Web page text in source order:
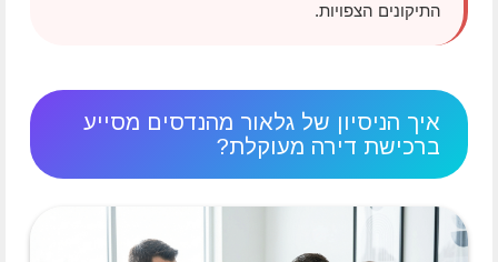
התיקונים הצפויות.
איך הניסיון של גלאור מהנדסים מסייע
ברכישת דירה מעוקלת?